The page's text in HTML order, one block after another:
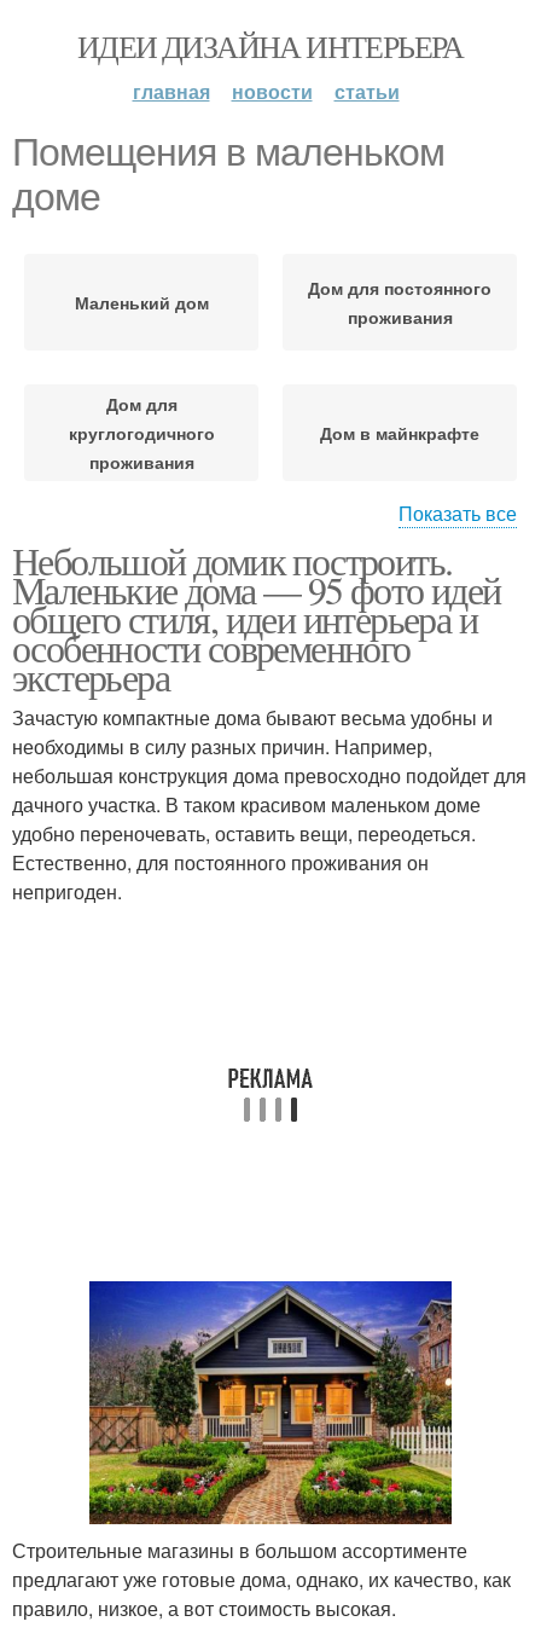
ИДЕИ ДИЗАЙНА ИНТЕРЬЕРА
главная новости статьи
Помещения в маленьком
доме
Маленький дом
Дом для постоянного
проживания
Дом для
круглогодичного
проживания
Дом в майнкрафте
Уютный дом Небольшой дом
Показать все
Небольшой домик построить.
Маленькие дома — 95 фото идей
общего стиля, идеи интерьера и
особенности современного
экстерьера
Зачастую компактные дома бывают весьма удобны и
необходимы в силу разных причин. Например,
небольшая конструкция дома превосходно подойдет для
дачного участка. В таком красивом маленьком доме
удобно переночевать, оставить вещи, переодеться.
Естественно, для постоянного проживания он
непригоден.
Строительные магазины в большом ассортименте
предлагают уже готовые дома, однако, их качество, как
правило, низкое, а вот стоимость высокая.